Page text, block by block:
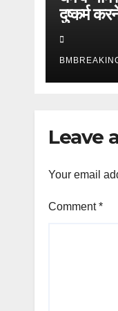
दुष्कर्म
गिरफ्तार,
को मिली
Leave
Your email
Comment*